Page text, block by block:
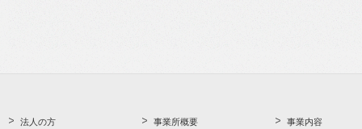
法人の方 事業所概要 事業内容